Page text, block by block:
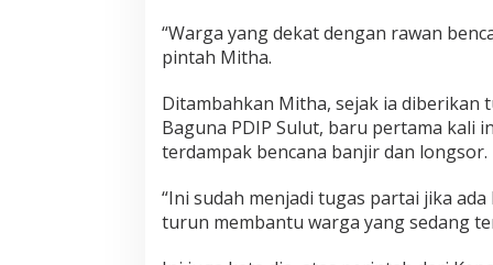
“Warga yang dekat dengan rawan
pintah Mitha.
Ditambahkan Mitha, sejak ia diberikan
Baguna PDIP Sulut, baru pertama kali
terdampak bencana banjir dan longsor.
“Ini sudah menjadi tugas partai jika
turun membantu warga yang sedang